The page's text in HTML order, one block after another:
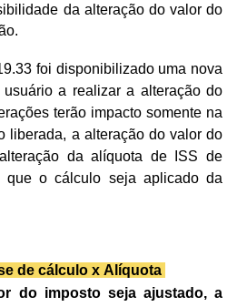
da alteração do valor do
foi disponibilizado uma nova
a realizar a alteração do
terão impacto somente na
liberada, a alteração do valor do
da alíquota de ISS de
que o cálculo seja aplicado da
de cálculo x Alíquota
do imposto seja ajustado, a